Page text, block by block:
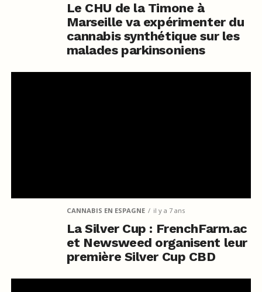
Le CHU de la Timone à
Marseille va expérimenter du
cannabis synthétique sur les
malades parkinsoniens
CANNABIS EN ESPAGNE il y a 7 ans
La Silver Cup : FrenchFarm.ac
et Newsweed organisent leur
première Silver Cup CBD